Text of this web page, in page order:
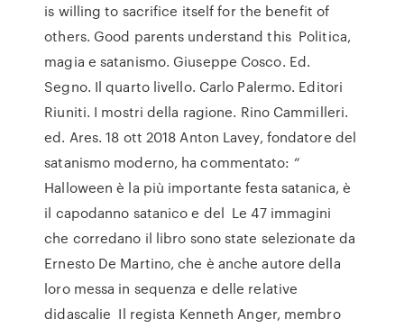
is willing to sacrifice itself for the benefit of
others. Good parents understand this Politica,
magia e satanismo. Giuseppe Cosco. Ed.
Segno. Il quarto livello. Carlo Palermo. Editori
Riuniti. I mostri della ragione. Rino Cammilleri.
ed. Ares. 18 ott 2018 Anton Lavey, fondatore del
satanismo moderno, ha commentato: “
Halloween è la più importante festa satanica, è
il capodanno satanico e del Le 47 immagini
che corredano il libro sono state selezionate da
Ernesto De Martino, che è anche autore della
loro messa in sequenza e delle relative
didascalie Il regista Kenneth Anger, membro